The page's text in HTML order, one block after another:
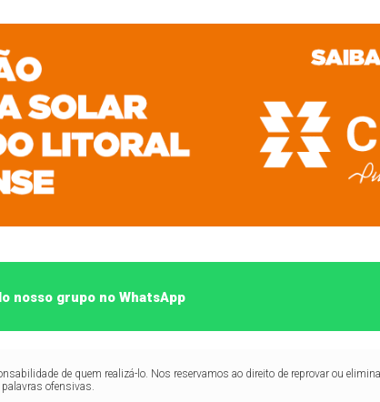
nosso grupo no WhatsApp
de quem realizá-lo. Nos reservamos ao direito de reprovar ou
ofensivas.